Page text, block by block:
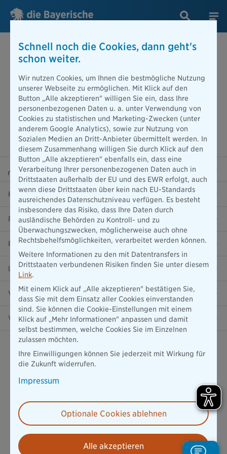
Beraterportal
Karriere
Presse
Ratgeber
Lob & Kritik
Versicherung in der Nähe
Vertrag widerrufen
1534Bewertungen auf ProvenExpert.com
Datenschutz Barrierefreiheit
Schnell noch die Cookies, dann geht's
schon weiter.
Wir nutzen Cookies, um Ihnen die bestmögliche Nutzung
unserer Webseite zu ermöglichen. Mit Klick auf den
Button „Alle akzeptieren" willigen Sie ein, dass Ihre
personenbezogenen Daten u. a. unter Verwendung von
Cookies zu statistischen und Marketing-Zwecken (unter
anderem Google Analytics), sowie zur Nutzung von
Sozialen Medien an Dritt-Anbieter übermittelt werden. In
diesem Zusammenhang willigen Sie durch Klick auf den
Button „Alle akzeptieren" ebenfalls ein, dass eine
Verarbeitung Ihrer personenbezogenen Daten auch in
Drittstaaten außerhalb der EU und des EWR erfolgt, auch
wenn diese Drittstaaten über kein nach EU-Standards
ausreichendes Datenschutzniveau verfügen. Es besteht
insbesondere das Risiko, dass Ihre Daten durch
ausländische Behörden zu Kontroll- und zu
Überwachungszwecken, möglicherweise auch ohne
Rechtsbehelfsmöglichkeiten, verarbeitet werden können.
Weitere Informationen zu den mit Datentransfers in
Drittstaaten verbundenen Risiken finden Sie unter diesem
Link.
Mit einem Klick auf „Alle akzeptieren" bestätigen Sie,
dass Sie mit dem Einsatz aller Cookies einverstanden
sind. Sie können die Cookie-Einstellungen mit einem
Klick auf „Mehr Informationen" anpassen und damit
selbst bestimmen, welche Cookies Sie im Einzelnen
zulassen möchten.
Ihre Einwilligungen können Sie jederzeit mit Wirkung für
die Zukunft widerrufen.
Impressum
Mehr erfahrenOptionale Cookies ablehnen
Alle akzeptieren